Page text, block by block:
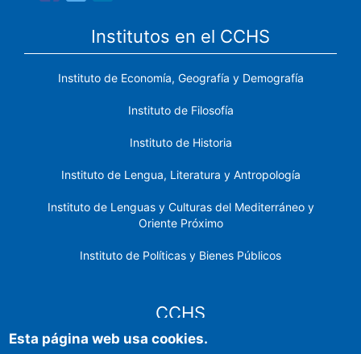
Institutos en el CCHS
Instituto de Economía, Geografía y Demografía
Instituto de Filosofía
Instituto de Historia
Instituto de Lengua, Literatura y Antropología
Instituto de Lenguas y Culturas del Mediterráneo y
Oriente Próximo
Instituto de Políticas y Bienes Públicos
CCHS
Esta página web usa cookies.